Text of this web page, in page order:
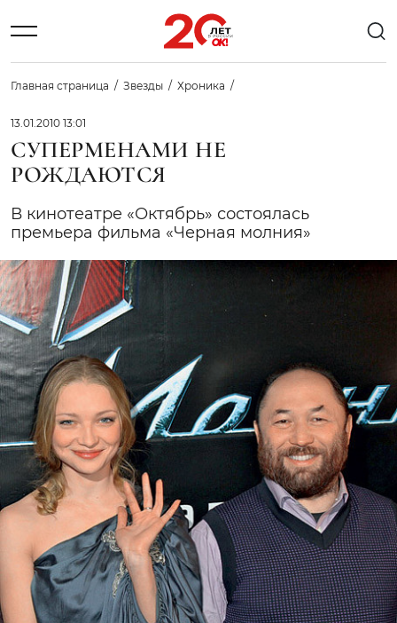
Главная страница Звезды Хроника
13.01.2010 13:01
СУПЕРМЕНАМИ НЕ
РОЖДАЮТСЯ
В кинотеатре «Октябрь» состоялась
премьера фильма «Черная молния»